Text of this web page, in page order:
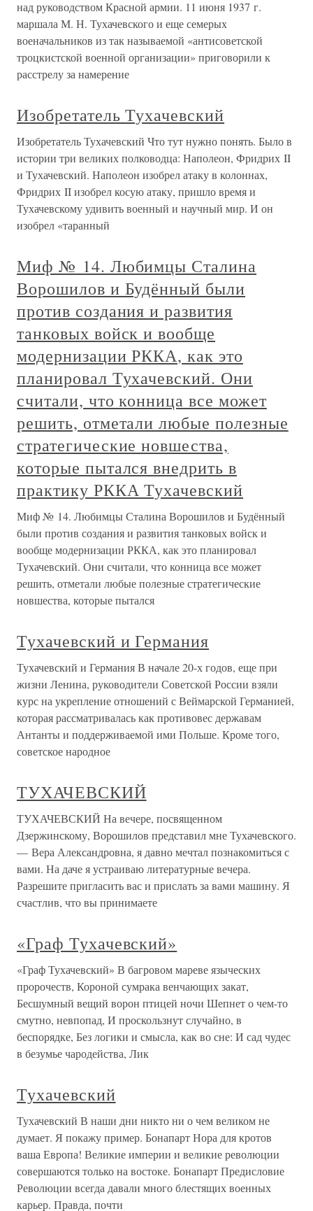
над руководством Красной армии. 11 июня 1937 г.
маршала М. Н. Тухачевского и еще семерых
военачальников из так называемой «антисоветской
троцкистской военной организации» приговорили к
расстрелу за намерение
Изобретатель Тухачевский
Изобретатель Тухачевский Что тут нужно понять. Было в
истории три великих полководца: Наполеон, Фридрих II
и Тухачевский. Наполеон изобрел атаку в колоннах,
Фридрих II изобрел косую атаку, пришло время и
Тухачевскому удивить военный и научный мир. И он
изобрел «таранный
Миф № 14. Любимцы Сталина
Ворошилов и Будённый были
против создания и развития
танковых войск и вообще
модернизации РККА, как это
планировал Тухачевский. Они
считали, что конница все может
решить, отметали любые полезные
стратегические новшества,
которые пытался внедрить в
практику РККА Тухачевский
Миф № 14. Любимцы Сталина Ворошилов и Будённый
были против создания и развития танковых войск и
вообще модернизации РККА, как это планировал
Тухачевский. Они считали, что конница все может
решить, отметали любые полезные стратегические
новшества, которые пытался
Тухачевский и Германия
Тухачевский и Германия В начале 20-х годов, еще при
жизни Ленина, руководители Советской России взяли
курс на укрепление отношений с Веймарской Германией,
которая рассматривалась как противовес державам
Антанты и поддерживаемой ими Польше. Кроме того,
советское народное
ТУХАЧЕВСКИЙ
ТУХАЧЕВСКИЙ На вечере, посвященном
Дзержинскому, Ворошилов представил мне Тухачевского.
— Вера Александровна, я давно мечтал познакомиться с
вами. На даче я устраиваю литературные вечера.
Разрешите пригласить вас и прислать за вами машину. Я
счастлив, что вы принимаете
«Граф Тухачевский»
«Граф Тухачевский» В багровом мареве языческих
пророчеств, Короной сумрака венчающих закат,
Бесшумный вещий ворон птицей ночи Шепнет о чем-то
смутно, невпопад, И проскользнут случайно, в
беспорядке, Без логики и смысла, как во сне: И сад чудес
в безумье чародейства, Лик
Тухачевский
Тухачевский В наши дни никто ни о чем великом не
думает. Я покажу пример. Бонапарт Нора для кротов
ваша Европа! Великие империи и великие революции
совершаются только на востоке. Бонапарт Предисловие
Революции всегда давали много блестящих военных
карьер. Правда, почти